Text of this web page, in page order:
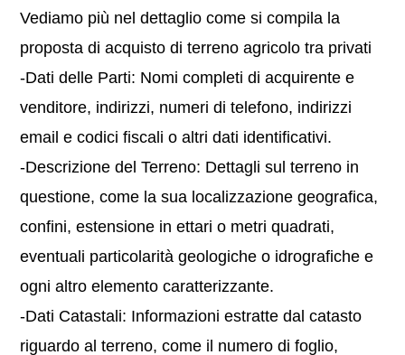
Vediamo più nel dettaglio come si compila la
proposta di acquisto di terreno agricolo tra privati
-Dati delle Parti: Nomi completi di acquirente e
venditore, indirizzi, numeri di telefono, indirizzi
email e codici fiscali o altri dati identificativi.
-Descrizione del Terreno: Dettagli sul terreno in
questione, come la sua localizzazione geografica,
confini, estensione in ettari o metri quadrati,
eventuali particolarità geologiche o idrografiche e
ogni altro elemento caratterizzante.
-Dati Catastali: Informazioni estratte dal catasto
riguardo al terreno, come il numero di foglio,